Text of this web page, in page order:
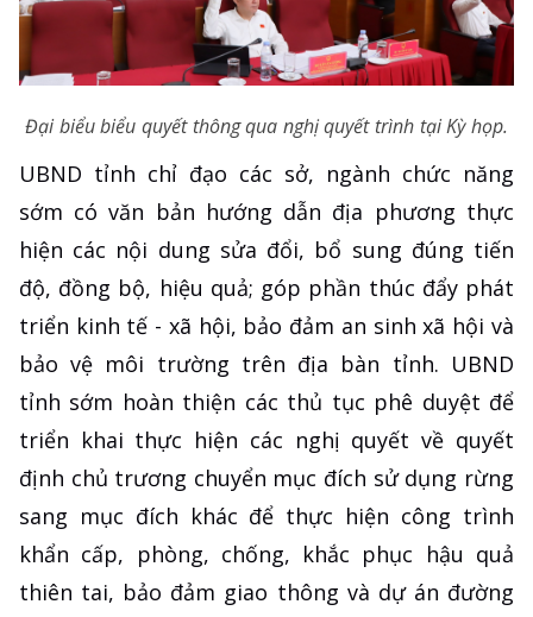
Đại biểu biểu quyết thông qua nghị quyết trình tại Kỳ họp.
UBND tỉnh chỉ đạo các sở, ngành chức năng
sớm có văn bản hướng dẫn địa phương thực
hiện các nội dung sửa đổi, bổ sung đúng tiến
độ, đồng bộ, hiệu quả; góp phần thúc đẩy phát
triển kinh tế - xã hội, bảo đảm an sinh xã hội và
bảo vệ môi trường trên địa bàn tỉnh. UBND
tỉnh sớm hoàn thiện các thủ tục phê duyệt để
triển khai thực hiện các nghị quyết về quyết
định chủ trương chuyển mục đích sử dụng rừng
sang mục đích khác để thực hiện công trình
khẩn cấp, phòng, chống, khắc phục hậu quả
thiên tai, bảo đảm giao thông và dự án đường